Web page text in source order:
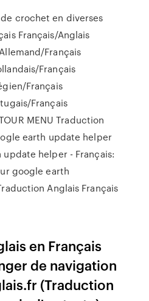
crochet en diverses
Français/Anglais
Français
Français
Français
Français
MENU Traduction
earth update helper
helper - Français:
google earth
Anglais Français
en Français
de navigation
(Traduction